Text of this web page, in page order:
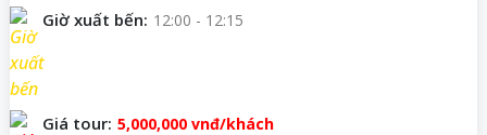
Giờ xuất bến: 12:00 - 12:15
Giá tour: 5,000,000 vnđ/khách